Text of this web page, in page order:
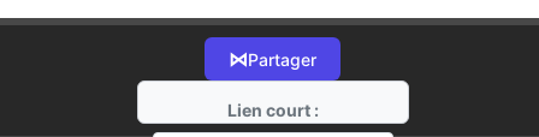
⋈Partager
Lien court :